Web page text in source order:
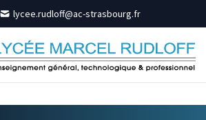
lycee.rudloff@ac-strasbourg.fr